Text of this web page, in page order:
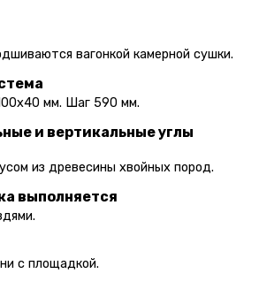
вагонкой камерной сушки.
мм. Шаг 590 мм.
и вертикальные углы
из древесины хвойных пород.
выполняется
с площадкой.